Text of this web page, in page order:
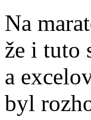
Na
že i tuto
a
byl